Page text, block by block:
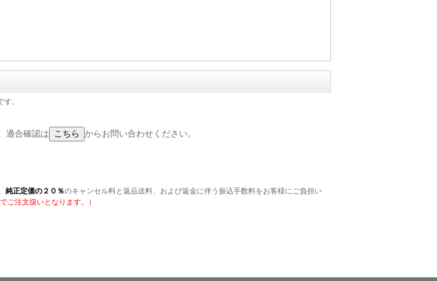
す。
適合確認は からお問い合わせください。
純正定価の２０％のキャンセル料と返品送料、および返金に伴う振込手数料をお客様にご負担い
ご注文扱いとなります。）